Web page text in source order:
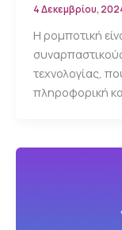
4 Δεκεμβρίου,
Η ρομποτική
τεχνολογίας,
πληροφορική